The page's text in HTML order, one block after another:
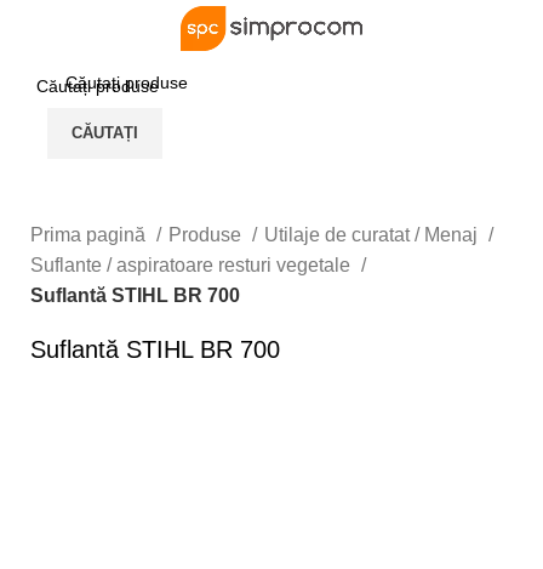
CĂUTAȚI
Prima pagină Produse
Utilaje de curatat / Menaj
Suflante / aspiratoare resturi vegetale
Suflantă STIHL BR 700
Suflantă STIHL BR 700
CĂUTAȚI